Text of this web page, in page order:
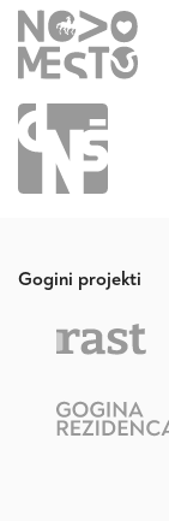
Gogini projekti